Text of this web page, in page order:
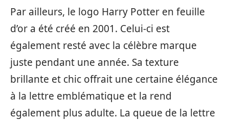
Par ailleurs, le logo Harry Potter en feuille
d’or a été créé en 2001. Celui-ci est
également resté avec la célèbre marque
juste pendant une année. Sa texture
brillante et chic offrait une certaine élégance
à la lettre emblématique et la rend
également plus adulte. La queue de la lettre